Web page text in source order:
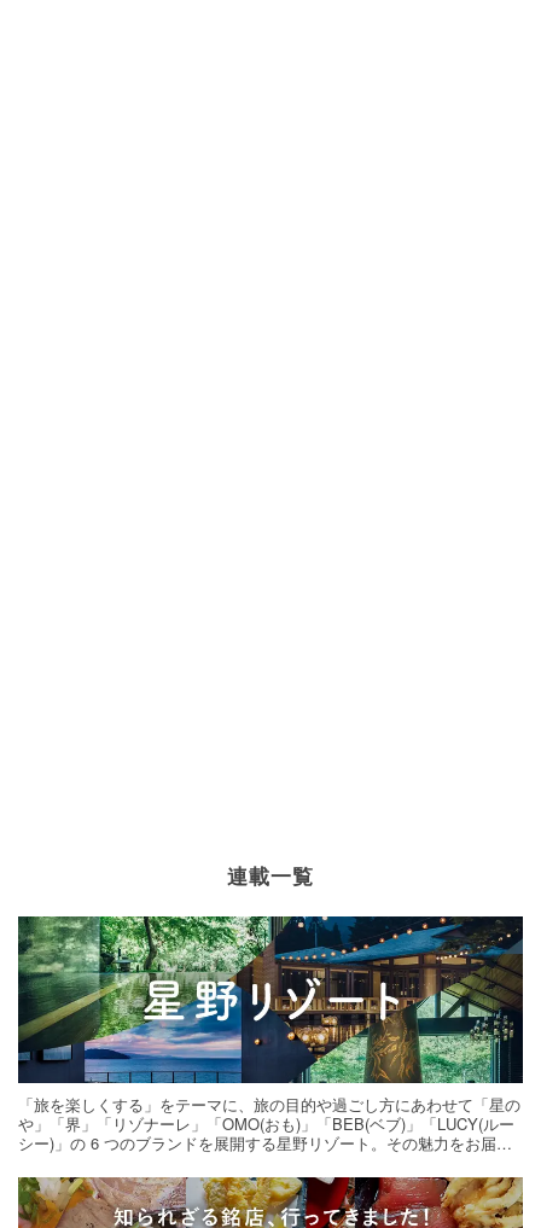
連載一覧
「旅を楽しくする」をテーマに、旅の目的や過ごし方にあわせて「星の
や」「界」「リゾナーレ」「OMO(おも)」「BEB(ベブ)」「LUCY(ルー
シー)」の 6 つのブランドを展開する星野リゾート。その魅力をお届け